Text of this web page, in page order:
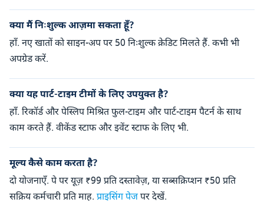
क्या मैं निःशुल्क आज़मा सकता हूँ?
हाँ. नए खातों को साइन-अप पर 50 निःशुल्क क्रेडिट मिलते हैं. कभी भी
अपग्रेड करें.
क्या यह पार्ट-टाइम टीमों के लिए उपयुक्त है?
हाँ. रिकॉर्ड और पेस्लिप मिश्रित फुल-टाइम और पार्ट-टाइम पैटर्न के साथ
काम करते हैं. वीकेंड स्टाफ और इवेंट स्टाफ के लिए भी.
मूल्य कैसे काम करता है?
दो योजनाएँ. पे पर यूज़ ₹99 प्रति दस्तावेज़, या सब्सक्रिप्शन ₹50 प्रति
सक्रिय कर्मचारी प्रति माह. प्राइसिंग पेजपर देखें.